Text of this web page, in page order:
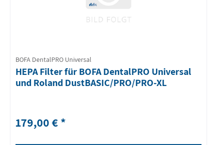
BOFA DentalPRO Universal
HEPA Filter für BOFA DentalPRO Universal
und Roland DustBASIC/PRO/PRO-XL
179,00 € *